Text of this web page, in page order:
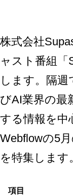
株式会社
ャスト番組「
します。隔週
びAI業界の最
する情報を中
Webflowの5
を特集します
項目